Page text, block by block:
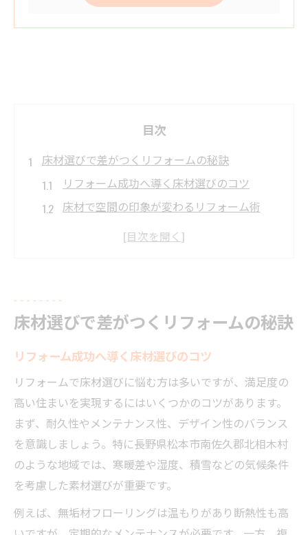
目次
床材選びで差がつくリフォームの秘訣
リフォーム成功へ導く床材選びのコツ
床材で空間の印象が変わるリフォーム術
リフォーム業者選びと床材選定の関係性
リフォーム時に知っておきたい床材の特徴
リフォームに最適な床材の特徴を徹底解説
人気床材の耐久性とリフォームの関係
床材ごとのメンテナンス性とリフォーム効
果
リフォーム時に選ばれる床材のポイント
理想空間へ導く床材リフォームの魅力とは
リフォームで叶える理想の床材空間づくり
床材リフォームがもたらす快適性と美しさ
リフォーム後に実感する床材のメリット
床材選びで差がつくリフォームの秘訣
リフォーム成功へ導く床材選びのコツ
リフォームで床材選びに悩む方は多いですが、満足度の
高い住まいを実現するにはいくつかのコツがあります。
まず、耐久性やメンテナンス性、デザイン性のバランス
を意識しましょう。特に長野県松本市南佐久郡北相木村
のような地域では、寒暖差や湿度、積雪などの気候条件
を考慮した素材選びが重要です。
例えば、無垢材フローリングは温もりがあり断熱性も高